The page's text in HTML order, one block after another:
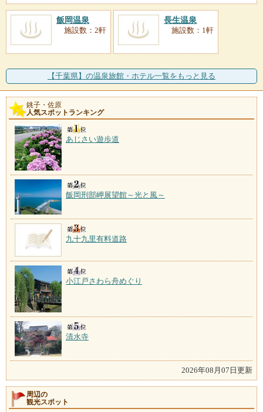
飯岡温泉
施設数：2軒
長生温泉
施設数：1軒
【千葉県】の温泉旅館・ホテル一覧をもっと見る
銚子・佐原
人気スポットランキング
あじさい遊歩道
飯岡刑部岬展望館～光と風～
九十九里有料道路
小江戸さわら舟めぐり
清水寺
2026年08月07日更新
周辺の
観光スポット